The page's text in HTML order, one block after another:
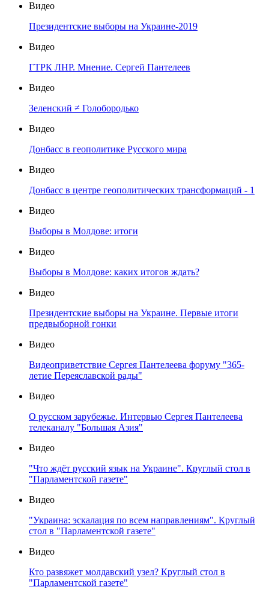
Видео
Президентские выборы на Украине-2019
Видео
ГТРК ЛНР. Мнение. Сергей Пантелеев
Видео
Зеленский ≠ Голобородько
Видео
Донбасс в геополитике Русского мира
Видео
Донбасс в центре геополитических трансформаций - 1
Видео
Выборы в Молдове: итоги
Видео
Выборы в Молдове: каких итогов ждать?
Видео
Президентские выборы на Украине. Первые итоги
предвыборной гонки
Видео
Видеоприветствие Сергея Пантелеева форуму "365-
летие Переяславской рады"
Видео
О русском зарубежье. Интервью Сергея Пантелеева
телеканалу "Большая Азия"
Видео
"Что ждёт русский язык на Украине". Круглый стол в
"Парламентской газете"
Видео
"Украина: эскалация по всем направлениям". Круглый
стол в "Парламентской газете"
Видео
Кто развяжет молдавский узел? Круглый стол в
"Парламентской газете"